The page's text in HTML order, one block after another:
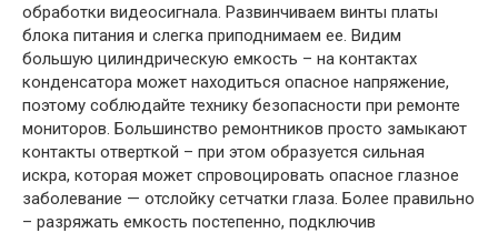
обработки видеосигнала. Развинчиваем винты платы
блока питания и слегка приподнимаем ее. Видим
большую цилиндрическую емкость – на контактах
конденсатора может находиться опасное напряжение,
поэтому соблюдайте технику безопасности при ремонте
мониторов. Большинство ремонтников просто замыкают
контакты отверткой – при этом образуется сильная
искра, которая может спровоцировать опасное глазное
заболевание — отслойку сетчатки глаза. Более правильно
– разряжать емкость постепенно, подключив